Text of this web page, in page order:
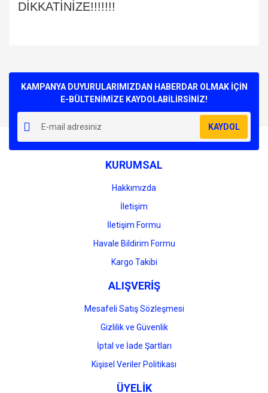
DİKKATİNİZE!!!!!!!
Yorum Yaz
kullanarak tarafımıza iletebilirsiniz.
Görüş ve önerileriniz için teşekkür ederiz.
Ürün resmi kalitesiz, bozuk veya görüntülenemiyor.
Ürün açıklamasında eksik bilgiler bulunuyor.
Ürün bilgilerinde hatalar bulunuyor.
Ürün fiyatı diğer sitelerden daha pahalı.
Gönder
KAMPANYA DUYURULARIMIZDAN HABERDAR OLMAK İÇİN
E-BÜLTENİMİZE KAYDOLABİLİRSİNİZ!
KAYDOL
KURUMSAL
Hakkımızda
İletişim
İletişim Formu
Havale Bildirim Formu
Kargo Takibi
ALIŞVERİŞ
Mesafeli Satış Sözleşmesi
Gizlilik ve Güvenlik
İptal ve İade Şartları
Kişisel Veriler Politikası
ÜYELİK